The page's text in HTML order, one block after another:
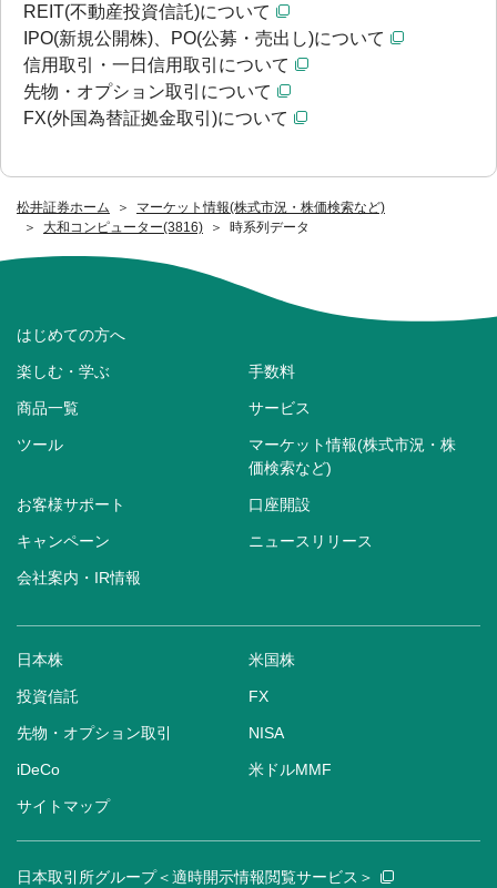
松井証券ホーム
マーケット情報(株式市況・株価検索など)
大和コンピューター(3816)
時系列データ
REIT(不動産投資信託)について
IPO(新規公開株)、PO(公募・売出し)について
信用取引・一日信用取引について
先物・オプション取引について
FX(外国為替証拠金取引)について
はじめての方へ
楽しむ・学ぶ 手数料
商品一覧 サービス
ツール
マーケット情報(株式市況・株
価検索など)
お客様サポート 口座開設
キャンペーン ニュースリリース
会社案内・IR情報
日本株 米国株
投資信託 FX
先物・オプション取引 NISA
iDeCo 米ドルMMF
サイトマップ
日本取引所グループ＜適時開示情報閲覧サービス＞